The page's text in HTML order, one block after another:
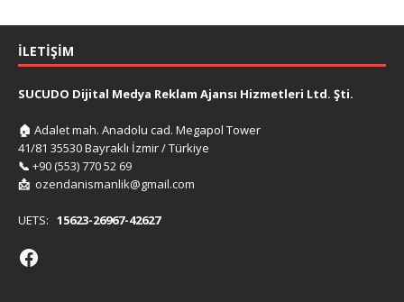
İLETIŞIM
SUCUDO Dijital Medya Reklam Ajansı Hizmetleri Ltd. Şti.
🏠 Adalet mah. Anadolu cad. Megapol Tower
41/81 35530 Bayraklı İzmir / Türkiye
📞 +90 (553) 770 52 69
📩 ozendanismanlik@gmail.com
UETS: 15623-26967-42627